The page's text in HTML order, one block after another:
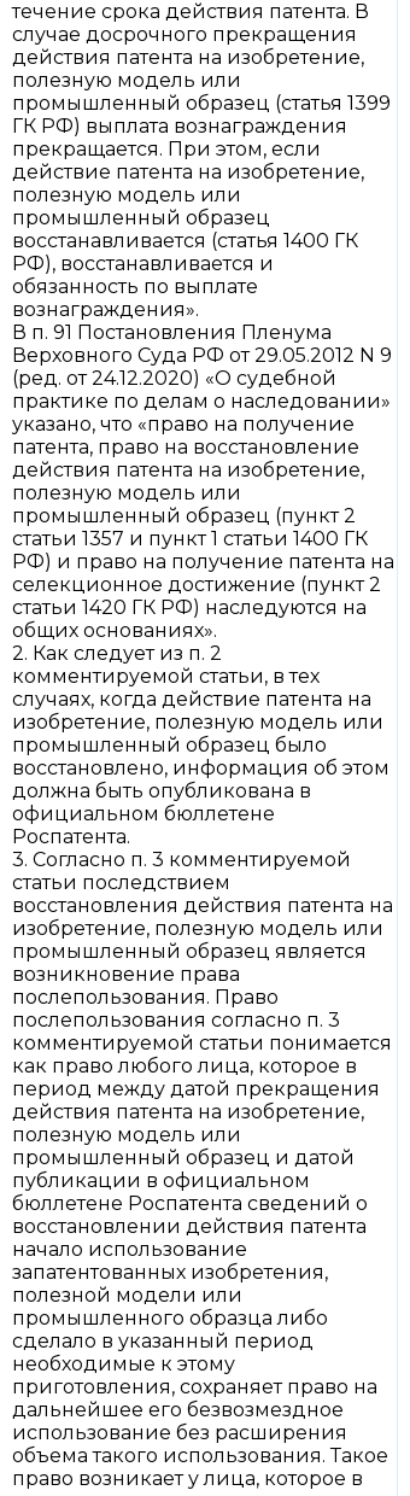
течение срока действия патента. В
случае досрочного прекращения
действия патента на изобретение,
полезную модель или
промышленный образец (статья 1399
ГК РФ) выплата вознаграждения
прекращается. При этом, если
действие патента на изобретение,
полезную модель или
промышленный образец
восстанавливается (статья 1400 ГК
РФ), восстанавливается и
обязанность по выплате
вознаграждения».
В п. 91 Постановления Пленума
Верховного Суда РФ от 29.05.2012 N 9
(ред. от 24.12.2020) «О судебной
практике по делам о наследовании»
указано, что «право на получение
патента, право на восстановление
действия патента на изобретение,
полезную модель или
промышленный образец (пункт 2
статьи 1357 и пункт 1 статьи 1400 ГК
РФ) и право на получение патента на
селекционное достижение (пункт 2
статьи 1420 ГК РФ) наследуются на
общих основаниях».
2. Как следует из п. 2
комментируемой статьи, в тех
случаях, когда действие патента на
изобретение, полезную модель или
промышленный образец было
восстановлено, информация об этом
должна быть опубликована в
официальном бюллетене
Роспатента.
3. Согласно п. 3 комментируемой
статьи последствием
восстановления действия патента на
изобретение, полезную модель или
промышленный образец является
возникновение права
послепользования. Право
послепользования согласно п. 3
комментируемой статьи понимается
как право любого лица, которое в
период между датой прекращения
действия патента на изобретение,
полезную модель или
промышленный образец и датой
публикации в официальном
бюллетене Роспатента сведений о
восстановлении действия патента
начало использование
запатентованных изобретения,
полезной модели или
промышленного образца либо
сделало в указанный период
необходимые к этому
приготовления, сохраняет право на
дальнейшее его безвозмездное
использование без расширения
объема такого использования. Такое
право возникает у лица, которое в